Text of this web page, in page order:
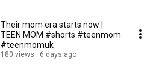
Their mom era starts now |
TEEN MOM #shorts #teenmom
#teenmomuk
180 views 6 days ago